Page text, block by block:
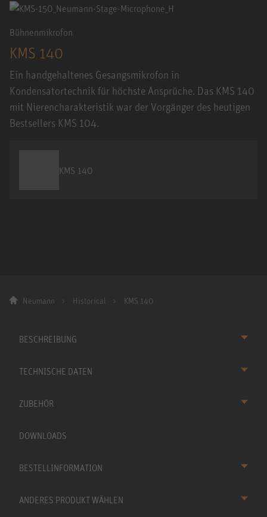
Bühnenmikrofon
KMS 140
Ein handgehaltenes Gesangsmikrofon in
Kondensatortechnik für höchste Ansprüche. Das KMS 140
mit Nierencharakteristik war der Vorgänger des heutigen
Bestsellers KMS 104.
KMS 140
Neumann Historical KMS 140
BESCHREIBUNG
TECHNISCHE DATEN
ZUBEHÖR
DOWNLOADS
BESTELLINFORMATION
ANDERES PRODUKT WÄHLEN